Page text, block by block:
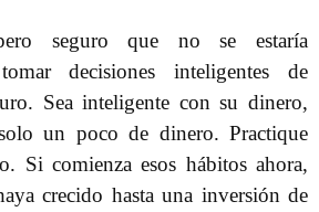
seguro que no se estaría
decisiones inteligentes de
Sea inteligente con su dinero,
un poco de dinero. Practique
Si comienza esos hábitos ahora,
crecido hasta una inversión de